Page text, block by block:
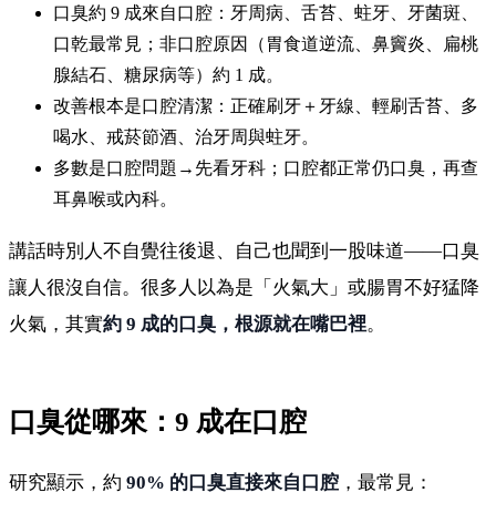
口臭約 9 成來自口腔：牙周病、舌苔、蛀牙、牙菌斑、
口乾最常見；非口腔原因（胃食道逆流、鼻竇炎、扁桃
腺結石、糖尿病等）約 1 成。
改善根本是口腔清潔：正確刷牙＋牙線、輕刷舌苔、多
喝水、戒菸節酒、治牙周與蛀牙。
多數是口腔問題→先看牙科；口腔都正常仍口臭，再查
耳鼻喉或內科。
講話時別人不自覺往後退、自己也聞到一股味道——口臭
讓人很沒自信。很多人以為是「火氣大」或腸胃不好猛降
火氣，其實約 9 成的口臭，根源就在嘴巴裡。
口臭從哪來：9 成在口腔
研究顯示，約 90% 的口臭直接來自口腔 ，最常見：